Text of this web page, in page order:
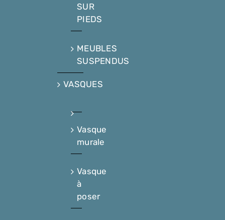
SUR
PIEDS
MEUBLES
SUSPENDUS
VASQUES
Vasque
murale
Vasque
à
poser